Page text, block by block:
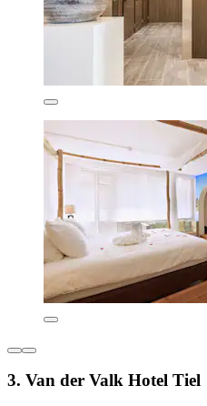
3. Van der Valk Hotel Tiel